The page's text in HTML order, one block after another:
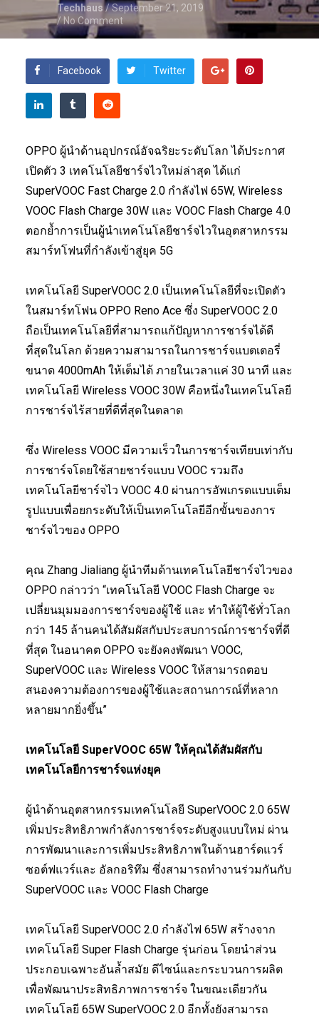
Techhaus / September 21, 2019
/ No Comment
Facebook Twitter
OPPO ผู้นำด้านอุปกรณ์อัจฉริยะระดับโลก ได้ประกาศ
เปิดตัว 3 เทคโนโลยีชาร์จไวใหม่ล่าสุด ได้แก่
SuperVOOC Fast Charge 2.0 กำลังไฟ 65W, Wireless
VOOC Flash Charge 30W และ VOOC Flash Charge 4.0
ตอกย้ำการเป็นผู้นำเทคโนโลยีชาร์จไวในอุตสาหกรรม
สมาร์ทโฟนที่กำลังเข้าสู่ยุค 5G
เทคโนโลยี SuperVOOC 2.0 เป็นเทคโนโลยีที่จะเปิดตัว
ในสมาร์ทโฟน OPPO Reno Ace ซึ่ง SuperVOOC 2.0
ถือเป็นเทคโนโลยีที่สามารถแก้ปัญหาการชาร์จได้ดี
ที่สุดในโลก ด้วยความสามารถในการชาร์จแบตเตอรี่
ขนาด 4000mAh ให้เต็มได้ ภายในเวลาแค่ 30 นาที และ
เทคโนโลยี Wireless VOOC 30W คือหนึ่งในเทคโนโลยี
การชาร์จไร้สายที่ดีที่สุดในตลาด
ซึ่ง Wireless VOOC มีความเร็วในการชาร์จเทียบเท่ากับ
การชาร์จโดยใช้สายชาร์จแบบ VOOC รวมถึง
เทคโนโลยีชาร์จไว VOOC 4.0 ผ่านการอัพเกรดแบบเต็ม
รูปแบบเพื่อยกระดับให้เป็นเทคโนโลยีอีกขั้นของการ
ชาร์จไวของ OPPO
คุณ Zhang Jialiang ผู้นำทีมด้านเทคโนโลยีชาร์จไวของ
OPPO กล่าวว่า “เทคโนโลยี VOOC Flash Charge จะ
เปลี่ยนมุมมองการชาร์จของผู้ใช้ และ ทำให้ผู้ใช้ทั่วโลก
กว่า 145 ล้านคนได้สัมผัสกับประสบการณ์การชาร์จที่ดี
ที่สุด ในอนาคต OPPO จะยังคงพัฒนา VOOC,
SuperVOOC และ Wireless VOOC ให้สามารถตอบ
สนองความต้องการของผู้ใช้และสถานการณ์ที่หลาก
หลายมากยิ่งขึ้น”
เทคโนโลยี SuperVOOC 65W ให้คุณได้สัมผัสกับ
เทคโนโลยีการชาร์จแห่งยุค
ผู้นำด้านอุตสาหกรรมเทคโนโลยี SuperVOOC 2.0 65W
เพิ่มประสิทธิภาพกำลังการชาร์จระดับสูงแบบใหม่ ผ่าน
การพัฒนาและการเพิ่มประสิทธิภาพในด้านฮาร์ดแวร์
ซอต์ฟแวร์และ อัลกอริทึม ซึ่งสามารถทำงานร่วมกันกับ
SuperVOOC และ VOOC Flash Charge
เทคโนโลยี SuperVOOC 2.0 กำลังไฟ 65W สร้างจาก
เทคโนโลยี Super Flash Charge รุ่นก่อน โดยนำส่วน
ประกอบเฉพาะอันล้ำสมัย ดีไซน์และกระบวนการผลิต
เพื่อพัฒนาประสิทธิภาพการชาร์จ ในขณะเดียวกัน
เทคโนโลยี 65W SuperVOOC 2.0 อีกทั้งยังสามารถ